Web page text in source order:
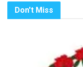
Don't Miss